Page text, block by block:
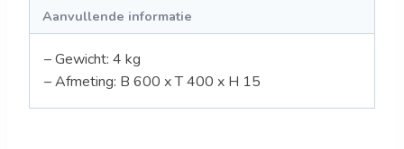
Aanvullende informatie
– Gewicht: 4 kg
– Afmeting: B 600 x T 400 x H 15